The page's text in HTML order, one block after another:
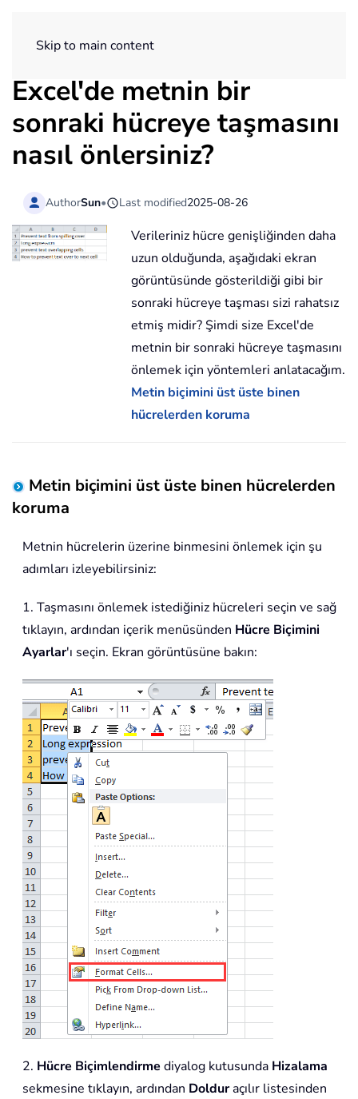
Skip to main content
Excel'de metnin bir
sonraki hücreye taşmasını
nasıl önlersiniz?
AuthorSun• Last modified2025-08-26
Verileriniz hücre genişliğinden daha
uzun olduğunda, aşağıdaki ekran
görüntüsünde gösterildiği gibi bir
sonraki hücreye taşması sizi rahatsız
etmiş midir? Şimdi size Excel'de
metnin bir sonraki hücreye taşmasını
önlemek için yöntemleri anlatacağım.
Metin biçimini üst üste binen
hücrelerden koruma
Metin biçimini üst üste binen hücrelerden
koruma
Metnin hücrelerin üzerine binmesini önlemek için şu
adımları izleyebilirsiniz:
1. Taşmasını önlemek istediğiniz hücreleri seçin ve sağ
tıklayın, ardından içerik menüsünden Hücre Biçimini
Ayarlar'ı seçin. Ekran görüntüsüne bakın:
2. Hücre Biçimlendirme diyalog kutusunda Hizalama
sekmesine tıklayın, ardından Dolduraçılır listesinden